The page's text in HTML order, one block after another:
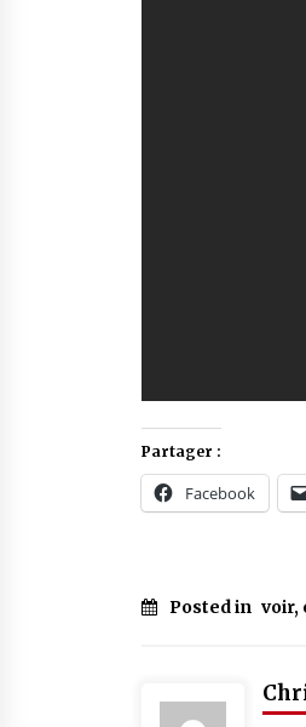
Partager :
Facebook
Posted in voir,